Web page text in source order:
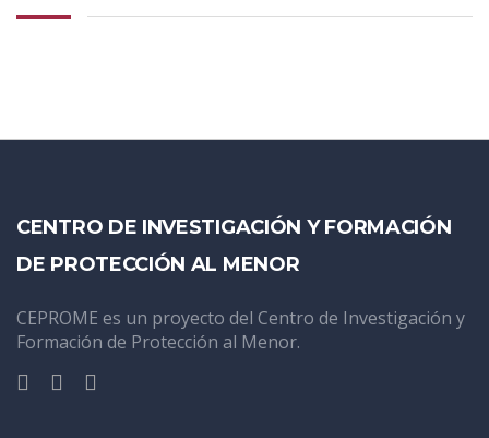
CENTRO DE INVESTIGACIÓN Y FORMACIÓN
DE PROTECCIÓN AL MENOR
CEPROME es un proyecto del Centro de Investigación y
Formación de Protección al Menor.